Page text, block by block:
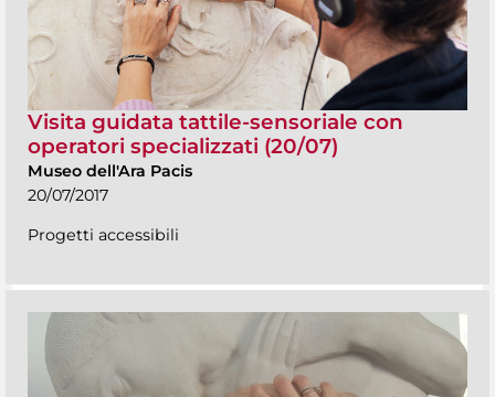
Visita guidata tattile-sensoriale con
operatori specializzati (20/07)
Museo dell'Ara Pacis
20/07/2017
Progetti accessibili